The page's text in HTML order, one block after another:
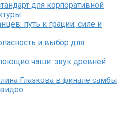
для корпоративной
путь к грации, силе и
и выбор для
чаши: звук древней
Глазкова в финале самбы